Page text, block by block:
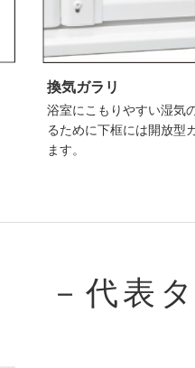
換気ガラリ
浴室にこもりやすい湿気
るために下框には開放型
ます。
－代表